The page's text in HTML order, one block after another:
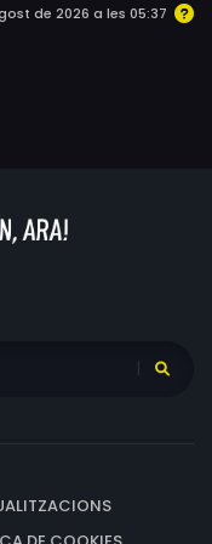
fent ús d'un llaç
dards
grup criminal, com
com a espia.
de 2026 a les 05:37